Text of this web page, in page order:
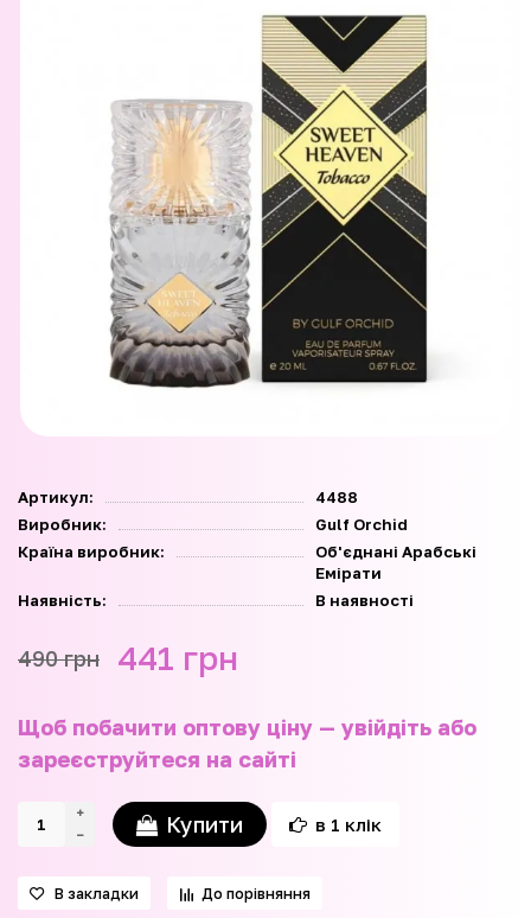
Артикул:
4488
Виробник:
Gulf Orchid
Країна виробник:
Об'єднані Арабські
Емірати
Наявність:
В наявності
490 грн 441 грн
Щоб побачити оптову ціну — увійдіть або
зареєструйтеся на сайті
Купити в 1 клік
В закладки До порівняння